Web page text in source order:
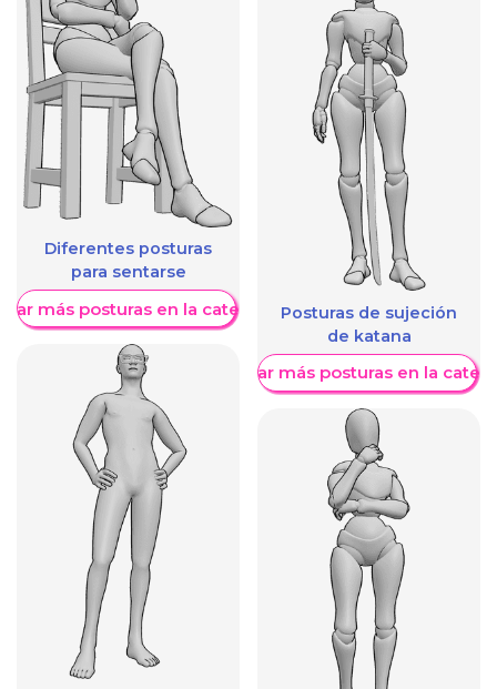
Diferentes posturas
para sentarse
más posturas en la categoríaPosturas de sujeción
de katana
Mostrar más posturas en la